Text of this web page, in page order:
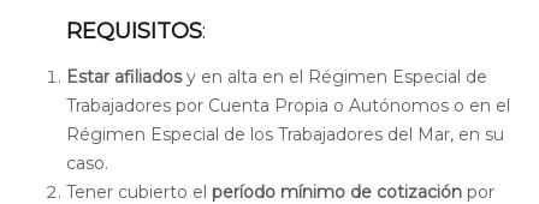
REQUISITOS:
Estar afiliadosy en alta en el Régimen Especial de
Trabajadores por Cuenta Propia o Autónomos o en el
Régimen Especial de los Trabajadores del Mar, en su
caso.
Tener cubierto el período mínimo de cotización por